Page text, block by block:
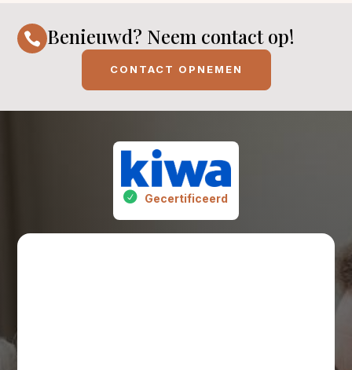
 Benieuwd? Neem contact op!
CONTACT OPNEMEN
Gecertificeerd